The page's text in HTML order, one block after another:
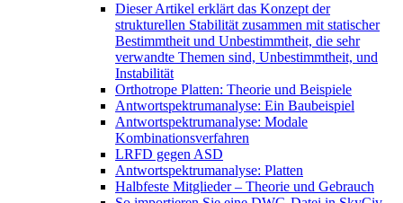
Dieser Artikel erklärt das Konzept der
strukturellen Stabilität zusammen mit statischer
Bestimmtheit und Unbestimmtheit, die sehr
verwandte Themen sind, Unbestimmtheit, und
Instabilität
Orthotrope Platten: Theorie und Beispiele
Antwortspektrumanalyse: Ein Baubeispiel
Antwortspektrumanalyse: Modale
Kombinationsverfahren
LRFD gegen ASD
Antwortspektrumanalyse: Platten
Halbfeste Mitglieder – Theorie und Gebrauch